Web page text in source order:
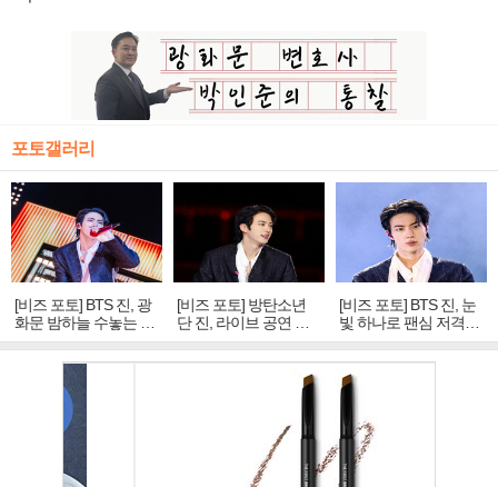
포토갤러리
[비즈 포토] BTS 진, 광
화문 밤하늘 수놓는 '비
주얼 킹'의 열창
[비즈 포토] 방탄소년
단 진, 라이브 공연 중
빛나는 독보적 아우라
[비즈 포토] BTS 진, 눈
빛 하나로 팬심 저격…
독보적 카리스마